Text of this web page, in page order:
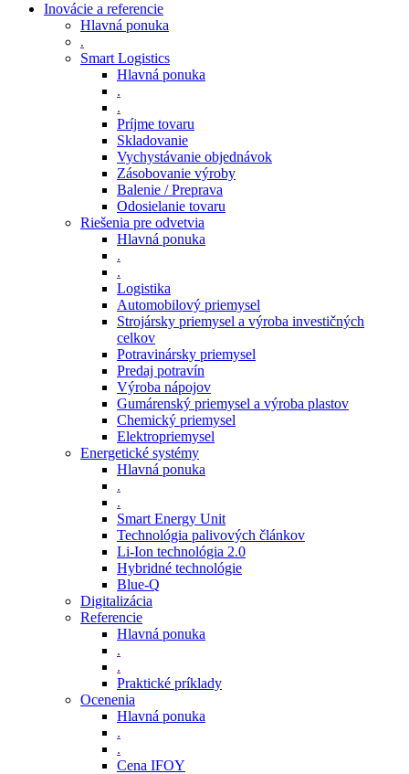
Inovácie a referencie
Hlavná ponuka
.
Smart Logistics
Hlavná ponuka
.
.
Príjme tovaru
Skladovanie
Vychystávanie objednávok
Zásobovanie výroby
Balenie / Preprava
Odosielanie tovaru
Riešenia pre odvetvia
Hlavná ponuka
.
.
Logistika
Automobilový priemysel
Strojársky priemysel a výroba investičných
celkov
Potravinársky priemysel
Predaj potravín
Výroba nápojov
Gumárenský priemysel a výroba plastov
Chemický priemysel
Elektropriemysel
Energetické systémy
Hlavná ponuka
.
.
Smart Energy Unit
Technológia palivových článkov
Li-Ion technológia 2.0
Hybridné technológie
Blue-Q
Digitalizácia
Referencie
Hlavná ponuka
.
.
Praktické príklady
Ocenenia
Hlavná ponuka
.
.
Cena IFOY